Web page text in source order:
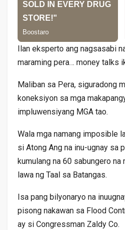
Ilan eksperto ang nagsasabi
maraming pera… money talks
Maliban sa Pera, siguradong
koneksiyon sa mga
impluwensiyang MGA tao.
Wala mga namang imposible
si Atong Ang na inu-ugnay sa
kumulang na 60 sabungero na
lawa ng Taal sa Batangas.
Isa pang bilyonaryo na
pisong nakawan sa Flood
ay si Congressman Zaldy Co.